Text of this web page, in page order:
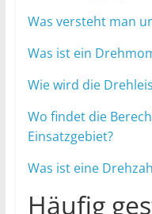
Was versteht man
Was ist ein
Wie wird die
Wo findet die
Einsatzgebiet?
Was ist eine
Häufig